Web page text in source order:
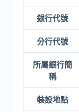
銀行代號
分行代號
所屬銀行簡
稱
裝設地點